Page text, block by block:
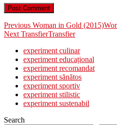
Post
navigation
Previous Previous
post:
Woman in Gold (2015)
Next Next
TransfierTransfier
experiment culinar
experiment educațional
experiment recomandat
experiment sănătos
experiment sportiv
experiment stilistic
experiment sustenabil
Search